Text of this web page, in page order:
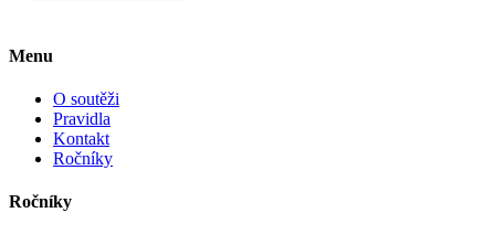
Menu
O soutěži
Pravidla
Kontakt
Ročníky
Ročníky